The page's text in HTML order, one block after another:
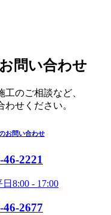
お問い合わせ
のご相談など、
せください。
お問い合わせ
46-2221
8:00 - 17:00
46-2677